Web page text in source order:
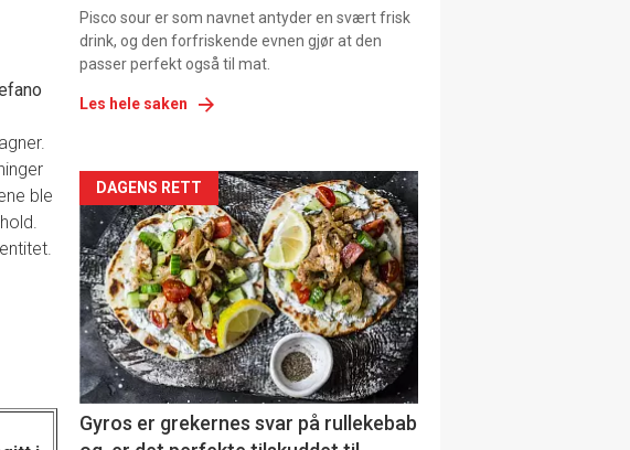
ble
Pisco sour er som navnet antyder en svært frisk
drink, og den forfriskende evnen gjør at den
passer perfekt også til mat.
Les hele saken
Artikler
detail
-
section
11
Dagens
DAGENS RETT
Gyros er grekernes svar på rullekebab